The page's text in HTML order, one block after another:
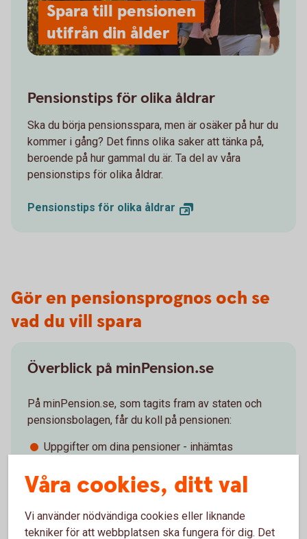
Spara till pensionen
utifrån din ålder
Pensionstips för olika åldrar
Ska du börja pensionsspara, men är osäker på hur du
kommer i gång? Det finns olika saker att tänka på,
beroende på hur gammal du är. Ta del av våra
pensionstips för olika åldrar.
Pensionstips för olika åldrar
Gör en pensionsprognos och se
vad du vill spara
Överblick på minPension.se
På minPension.se, som tagits fram av staten och
pensionsbolagen, får du koll på pensionen:
Uppgifter om dina pensioner - inhämtas
Tjänsten – snabb, enkel, oberoende och
kostnadsfri.
få i pension.
Våra cookies, ditt val
Vi använder nödvändiga cookies eller liknande
tekniker för att webbplatsen ska fungera för dig. Det